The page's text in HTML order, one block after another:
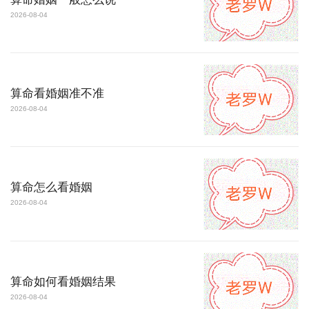
2026-08-04
算命看婚姻准不准
2026-08-04
算命怎么看婚姻
2026-08-04
算命如何看婚姻结果
2026-08-04